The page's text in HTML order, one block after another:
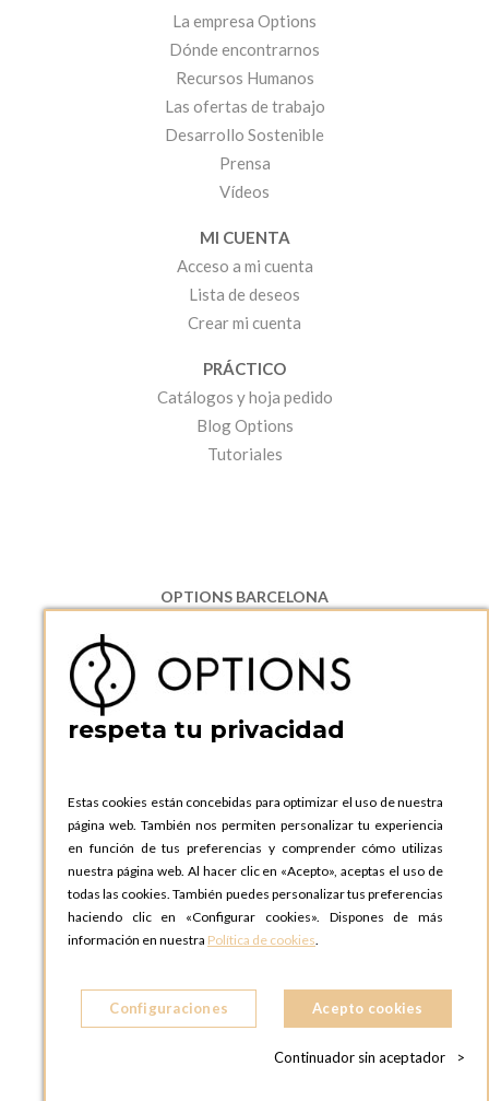
La empresa Options
Dónde encontrarnos
Recursos Humanos
Las ofertas de trabajo
Desarrollo Sostenible
Prensa
Vídeos
MI CUENTA
Acceso a mi cuenta
Lista de deseos
Crear mi cuenta
PRÁCTICO
Catálogos y hoja pedido
Blog Options
Tutoriales
OPTIONS BARCELONA
08130 Santa Perpetua de Moguda, Barcelona
ESPAñA
Teléfono:
+34 935 724 041
OPTIONS BARCELONA SHOWROOM
ESPAñA
Teléfono:+34 935 724 041
OPTIONS MADRID
C. Lucio Emilio Cándido, 6,
28803 Alcalá de Henares, Madrid
ESPAñA
OPTIONS MADRID SHOWROOM
28004 MADRID
respeta tu privacidad
Estas cookies están concebidas para optimizar el uso de nuestra
página web. También nos permiten personalizar tu experiencia
en función de tus preferencias y comprender cómo utilizas
nuestra página web. Al hacer clic en «Acepto», aceptas el uso de
todas las cookies. También puedes personalizar tus preferencias
haciendo clic en «Configurar cookies». Dispones de más
información en nuestra Política de cookies.
Configuraciones Acepto cookies
Continuador sin aceptador >